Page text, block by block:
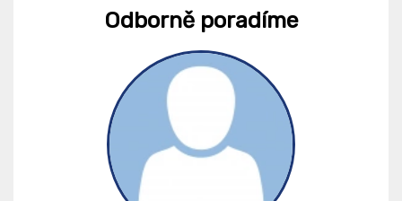
Odborně poradíme